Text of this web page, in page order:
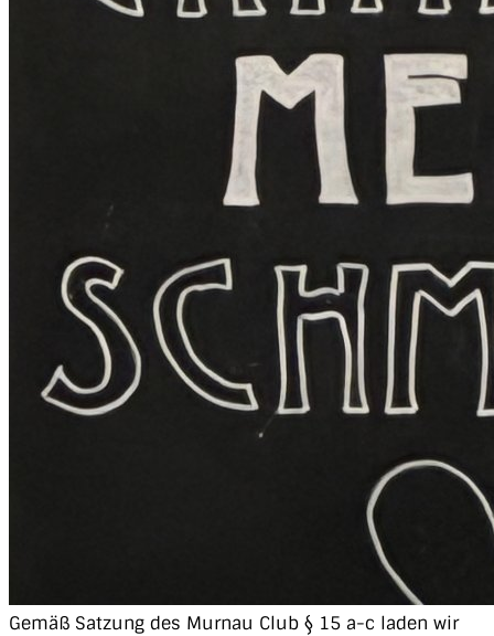
Gemäß Satzung des Murnau Club § 15 a-c laden wir